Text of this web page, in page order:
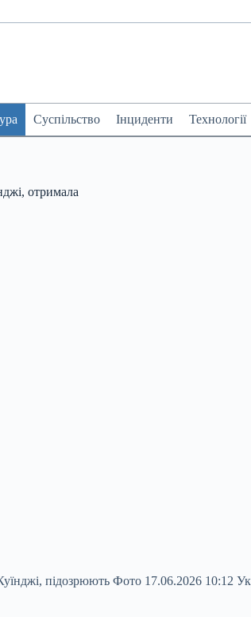
Суспільство Інциденти Технології
отримала
підозрюють Фото 17.06.2026